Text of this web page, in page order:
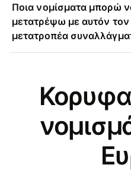
Ποια νομίσματα μπορώ
μετατρέψω με αυτόν τον
μετατροπέα